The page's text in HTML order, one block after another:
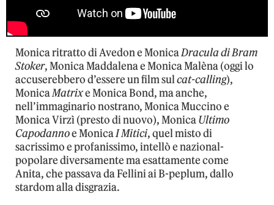
Monica ritratto di Avedon e MonicaDracula di Bram
Stoker, Monica Maddalena e Monica Malèna (oggi lo
accuserebbero d’essere un film sulcat-calling),
MonicaMatrixe Monica Bond, ma anche,
nell’immaginario nostrano, Monica Muccino e
Monica Virzì (presto di nuovo), MonicaUltimo
Capodannoe MonicaI Mitici, quel misto di
sacrissimo e profanissimo, intellò e nazional-
popolare diversamente ma esattamente come
Anita, che passava da Fellini ai B-peplum, dallo
stardom alla disgrazia.